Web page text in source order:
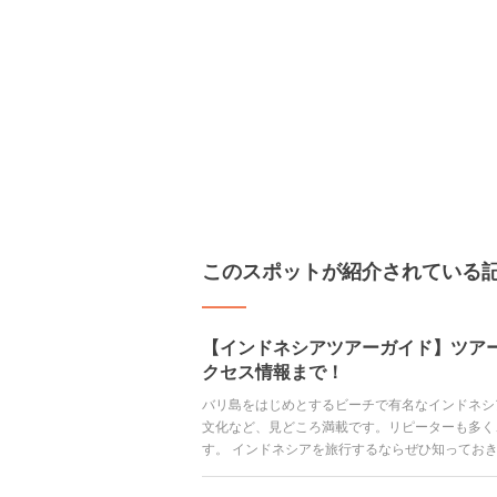
このスポットが紹介されている
【インドネシアツアーガイド】ツ
クセス情報まで！
バリ島をはじめとするビーチで有名なインドネ
文化など、見どころ満載です。リピーターも多
す。 インドネシアを旅行するならぜひ知ってお